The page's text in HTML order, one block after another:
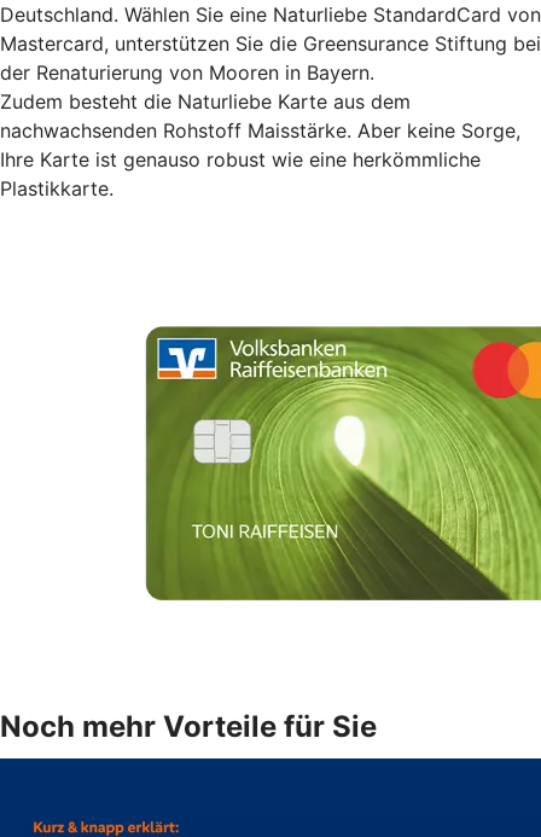
Deutschland. Wählen Sie eine Naturliebe StandardCard von
Mastercard, unterstützen Sie die Greensurance Stiftung bei
der Renaturierung von Mooren in Bayern.
Zudem besteht die Naturliebe Karte aus dem
nachwachsenden Rohstoff Maisstärke. Aber keine Sorge,
Ihre Karte ist genauso robust wie eine herkömmliche
Plastikkarte.
Noch mehr Vorteile für Sie